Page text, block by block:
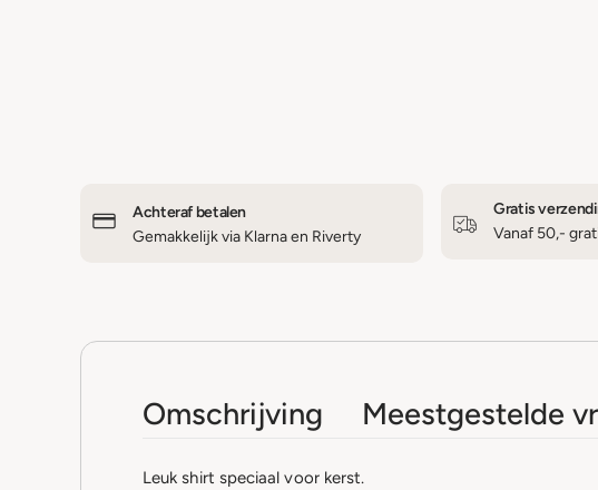
Achteraf betalen
Gemakkelijk via Klarna en Riverty
Gratis
Vanaf 50,-
Omschrijving Meestgestelde
Leuk shirt speciaal voor kerst.